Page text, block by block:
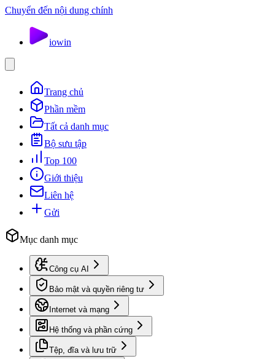
Chuyển đến nội dung chính
iowin
Trang chủ
Phần mềm
Tất cả danh mục
Bộ sưu tập
Top 100
Giới thiệu
Liên hệ
Gửi
Mục danh mục
Công cụ AI
Bảo mật và quyền riêng tư
Internet và mạng
Hệ thống và phần cứng
Tệp, đĩa và lưu trữ